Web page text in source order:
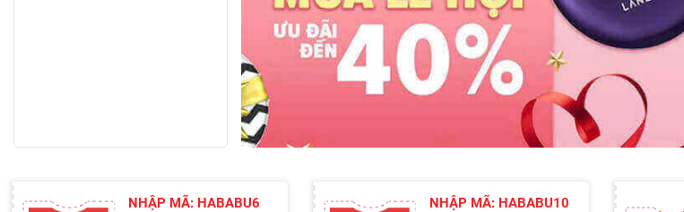
NHẬP MÃ: HABABU6 NHẬP MÃ: HABABU10